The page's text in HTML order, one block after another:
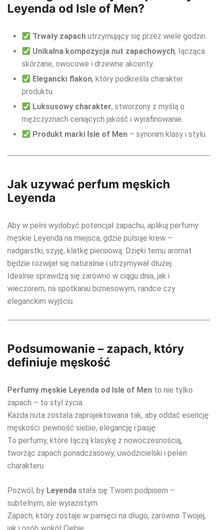
Leyenda od Isle of Men?
Trwały zapach utrzymujący się przez wiele godzin.
Unikalna kompozycja nut zapachowych, łącząca
skórzane, owocowe i drzewne akcenty.
Elegancki flakon, który podkreśla charakter
produktu.
Luksusowy charakter, stworzony z myślą o
mężczyznach ceniących jakość i wyrafinowanie.
Produkt marki Isle of Men – synonim klasy i stylu.
Jak uzywać perfum męskich
Leyenda
Aby w pełni wydobyć potencjał zapachu, aplikuj perfumy
męskie Leyenda na miejsca, gdzie pulsuje krew –
nadgarstki, szyję, klatkę piersiową. Dzięki temu aromat
będzie rozwijał się naturalnie i utrzymywał dłużej.
Idealnie sprawdzą się zarówno w ciągu dnia, jak i
wieczorem, na spotkaniu biznesowym, randce czy
eleganckim wyjściu.
Podsumowanie – zapach, który
definiuje męskość
Perfumy męskie Leyenda od Isle of Men to nie tylko
zapach – to styl życia.
Każda nuta została zaprojektowana tak, aby oddać esencję
męskości: pewność siebie, elegancję i pasję.
To perfumy, które łączą klasykę z nowoczesnością,
tworząc zapach ponadczasowy, uwodzicielski i pełen
charakteru.
Pozwól, by Leyenda stała się Twoim podpisem –
subtelnym, ale wyrazistym.
Zapach, który zostaje w pamięci na długo, zarówno Twojej,